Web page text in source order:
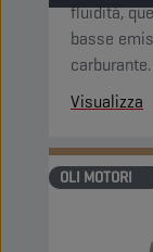
fluidità,
basse
carburante.
Visualizza
OLI MOTORI